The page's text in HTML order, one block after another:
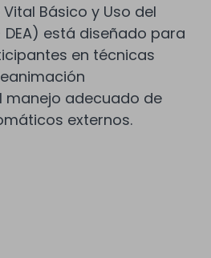
Básico y Uso del
DEA) está diseñado para
en técnicas
manejo adecuado de
externos.